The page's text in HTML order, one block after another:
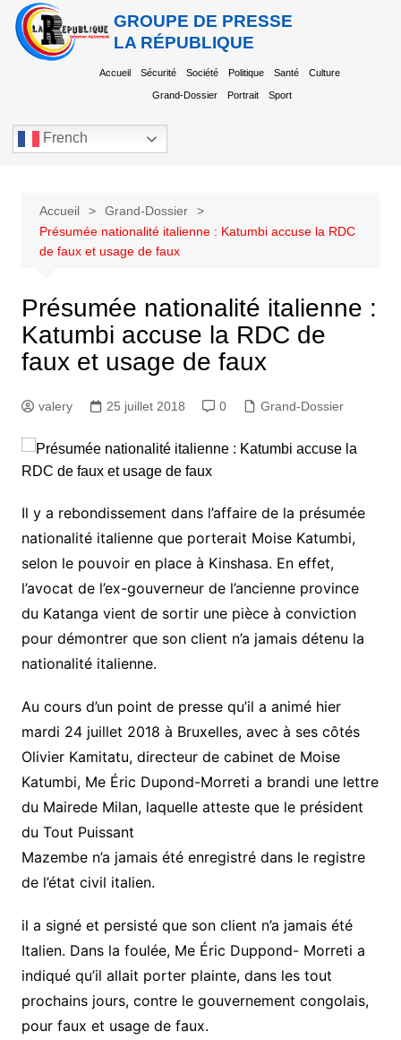
GROUPE DE PRESSE
LA RÉPUBLIQUE
Accueil Sécurité Société Politique Santé Culture
Grand-Dossier Portrait Sport
French
Accueil
Grand-Dossier
Présumée nationalité italienne : Katumbi accuse la RDC
de faux et usage de faux
Présumée nationalité italienne :
Katumbi accuse la RDC de
faux et usage de faux
valery 25 juillet 2018 0 Grand-Dossier
Il y a rebondissement dans l’affaire de la présumée
nationalité italienne que porterait Moise Katumbi,
selon le pouvoir en place à Kinshasa. En effet,
l’avocat de l’ex-gouverneur de l’ancienne province
du Katanga vient de sortir une pièce à conviction
pour démontrer que son client n’a jamais détenu la
nationalité italienne.
Au cours d’un point de presse qu’il a animé hier
mardi 24 juillet 2018 à Bruxelles, avec à ses côtés
Olivier Kamitatu, directeur de cabinet de Moise
Katumbi, Me Éric Dupond-Morreti a brandi une lettre
du Mairede Milan, laquelle atteste que le président
du Tout Puissant
Mazembe n’a jamais été enregistré dans le registre
de l’état civil italien.
il a signé et persisté que son client n’a jamais été
Italien. Dans la foulée, Me Éric Duppond- Morreti a
indiqué qu’il allait porter plainte, dans les tout
prochains jours, contre le gouvernement congolais,
pour faux et usage de faux.